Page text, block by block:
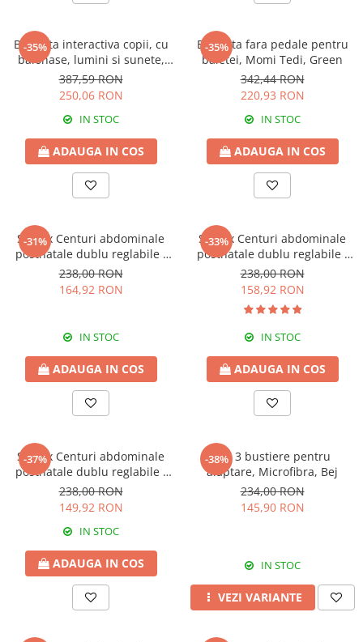
-35%
Bicicleta interactiva copii, cu
balonase, lumini si sunete,
Green
387,59 RON
250,06 RON
IN STOC
ADAUGA IN COS
-35%
Bicicleta fara pedale pentru
baietei, Momi Tedi, Green
342,44 RON
220,93 RON
IN STOC
ADAUGA IN COS
-31%
Set 2 x Centuri abdominale
postnatale dublu reglabile -
Beige
238,00 RON
164,92 RON
IN STOC
ADAUGA IN COS
-33%
Set 2 x Centuri abdominale
postnatale dublu reglabile -
Beige-Black
238,00 RON
158,92 RON
IN STOC
ADAUGA IN COS
-37%
Set 2 x Centuri abdominale
postnatale dublu reglabile -
Black
238,00 RON
149,92 RON
IN STOC
ADAUGA IN COS
-38%
Set 3 bustiere pentru
alaptare, Microfibra, Bej
234,00 RON
145,90 RON
IN STOC
VEZI VARIANTE